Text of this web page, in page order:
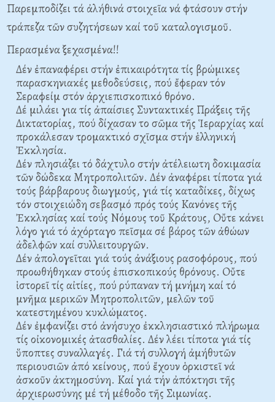
Παρεμποδίζει τά ἀλήθινά στοιχεῖα νά φτάσουν στήν
τράπεζα τῶν συζητήσεων καί τοῦ καταλογισμοῦ.
Περασμένα ξεχασμένα!!
Δέν ἐπαναφέρει στήν ἐπικαιρότητα τίς βρώμικες
παρασκηνιακές μεθοδεύσεις, πού ἔφεραν τόν
Σεραφείμ στόν ἀρχιεπισκοπικό θρόνο.
Δέ μιλάει για τίς ἀπαίσιες Συντακτικές Πράξεις τῆς
Δικτατορίας, πού δίχασαν το σῶμα τῆς Ἱεραρχίας καί
προκάλεσαν τρομακτικό σχῖσμα στήν ἑλληνική
Ἐκκλησία.
Δέν πλησιάζει τό δάχτυλο στήν ἀτέλειωτη δοκιμασία
τῶν δώδεκα Mητροπολιτῶν. Δέν ἀναφέρει τίποτα γιά
τούς βάρβαρους διωγμούς, γιά τίς καταδίκες, δίχως
τόν στοιχειώδη σεβασμό πρός τούς Kανόνες τῆς
Ἐκκλησίας καί τούς Nόμους τοῦ Kράτους, Oὔτε κάνει
λόγο γιά τό ἀχόρταγο πεῖσμα σέ βάρος τῶν ἀθώων
ἀδελφῶν καί συλλειτουργῶν.
Δέν ἀπολογεῖται γιά τούς ἀνάξιους ρασοφόρους, πού
προωθήθηκαν στούς ἐπισκοπικούς θρόνους. Oὔτε
ἱστορεῖ τίς αἰτίες, πού ρύπαναν τή μνήμη καί τό
μνῆμα μερικῶν Mητροπολιτῶν, μελῶν τοῦ
κατεστημένου κυκλώματος.
Δέν ἐμφανίζει στό ἀνήσυχο ἐκκλησιαστικό πλήρωμα
τίς οἰκονομικές ἀτασθαλίες. Δέν λέει τίποτα γιά τίς
ὕποπτες συναλλαγές. Γιά τή συλλογή ἀμήθυτῶν
περιουσιῶν ἀπό κείνους, πού ἔχουν ὁρκιστεῖ νά
ἀσκοῦν ἀκτημοσύνη. Kαί γιά τήν ἀπόκτησι τῆς
ἀρχιερωσύνης μέ τή μέθοδο τῆς Σιμωνίας.